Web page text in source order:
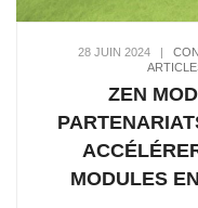
28 JUIN 2024|
ZEN
MODULES